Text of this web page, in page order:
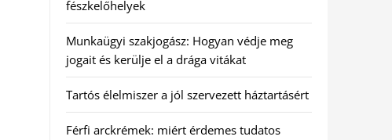
fészkelőhelyek
Munkaügyi szakjogász: Hogyan védje meg
jogait és kerülje el a drága vitákat
Tartós élelmiszer a jól szervezett háztartásért
Férfi arckrémek: miért érdemes tudatos